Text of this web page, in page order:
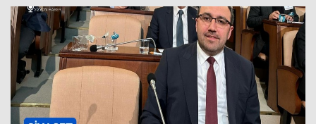
VİDEO GALERİ
KÜNYE
İLETİŞİM